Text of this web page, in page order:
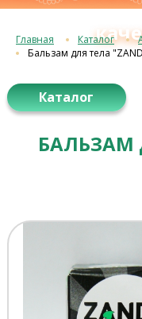
Главная Каталог
Бальзам для тела
Каталог
БАЛЬЗАМ